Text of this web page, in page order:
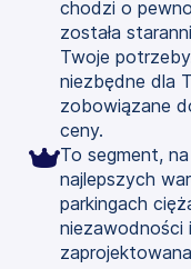
chodzi o
została
Twoje
niezbędne dla
zobowiązane
ceny.
To segment,
najlepszych
parkingach